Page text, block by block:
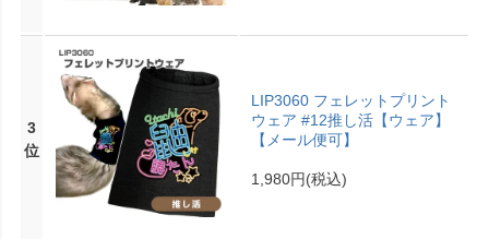
3
位
LIP3060 フェレットプリント
ウェア #12推し活【ウェア】
【メール便可】
1,980円(税込)